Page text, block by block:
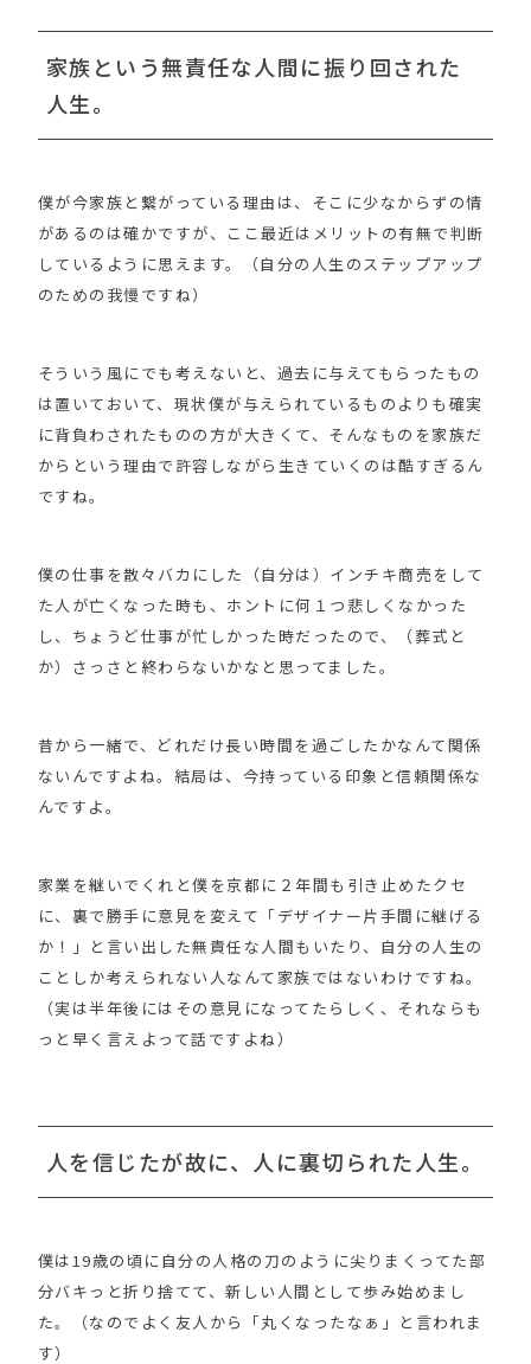
家族という無責任な人間に振り回された
人生。
僕が今家族と繋がっている理由は、そこに少なからずの情
があるのは確かですが、ここ最近はメリットの有無で判断
しているように思えます。（自分の人生のステップアップ
のための我慢ですね）
そういう風にでも考えないと、過去に与えてもらったもの
は置いておいて、現状僕が与えられているものよりも確実
に背負わされたものの方が大きくて、そんなものを家族だ
からという理由で許容しながら生きていくのは酷すぎるん
ですね。
僕の仕事を散々バカにした（自分は）インチキ商売をして
た人が亡くなった時も、ホントに何１つ悲しくなかった
し、ちょうど仕事が忙しかった時だったので、（葬式と
か）さっさと終わらないかなと思ってました。
昔から一緒で、どれだけ長い時間を過ごしたかなんて関係
ないんですよね。結局は、今持っている印象と信頼関係な
んですよ。
家業を継いでくれと僕を京都に２年間も引き止めたクセ
に、裏で勝手に意見を変えて「デザイナー片手間に継げる
か！」と言い出した無責任な人間もいたり、自分の人生の
ことしか考えられない人なんて家族ではないわけですね。
（実は半年後にはその意見になってたらしく、それならも
っと早く言えよって話ですよね）
人を信じたが故に、人に裏切られた人生。
僕は19歳の頃に自分の人格の刀のように尖りまくってた部
分バキっと折り捨てて、新しい人間として歩み始めまし
た。（なのでよく友人から「丸くなったなぁ」と言われま
す）